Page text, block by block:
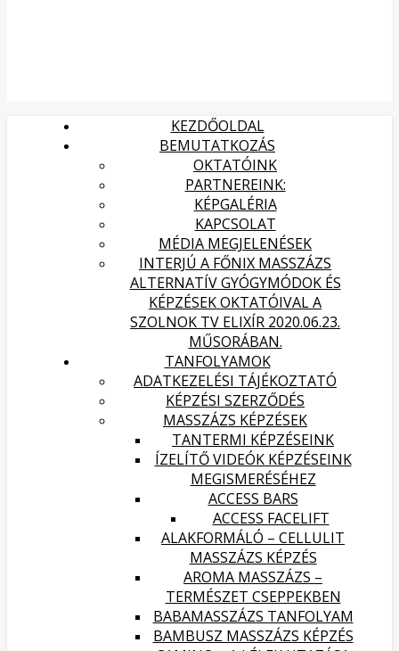
KEZDŐOLDAL
BEMUTATKOZÁS
OKTATÓINK
PARTNEREINK:
KÉPGALÉRIA
KAPCSOLAT
MÉDIA MEGJELENÉSEK
INTERJÚ A FŐNIX MASSZÁZS
ALTERNATÍV GYÓGYMÓDOK ÉS
KÉPZÉSEK OKTATÓIVAL A
SZOLNOK TV ELIXÍR 2020.06.23.
MŰSORÁBAN.
TANFOLYAMOK
ADATKEZELÉSI TÁJÉKOZTATÓ
KÉPZÉSI SZERZŐDÉS
MASSZÁZS KÉPZÉSEK
TANTERMI KÉPZÉSEINK
ÍZELÍTŐ VIDEÓK KÉPZÉSEINK
MEGISMERÉSÉHEZ
ACCESS BARS
ACCESS FACELIFT
ALAKFORMÁLÓ – CELLULIT
MASSZÁZS KÉPZÉS
AROMA MASSZÁZS –
TERMÉSZET CSEPPEKBEN
BABAMASSZÁZS TANFOLYAM
BAMBUSZ MASSZÁZS KÉPZÉS